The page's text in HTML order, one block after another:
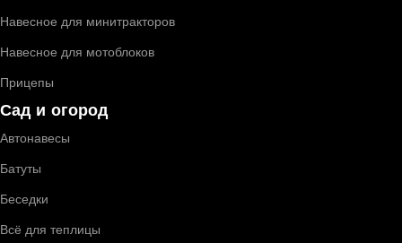
Навесное для минитракторов
Навесное для мотоблоков
Прицепы
Сад и огород
Автонавесы
Батуты
Беседки
Всё для теплицы